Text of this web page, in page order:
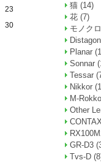
23
30
猫 (14)
花 (7)
モノク
Planar
Sonnar
Tessar
Nikkor
M-
Other
GR-D3
Tvs-D